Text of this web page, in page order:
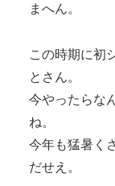
まへん。
この時期に初
とさん。
今やったらな
ね。
今年も猛暑く
だせえ。